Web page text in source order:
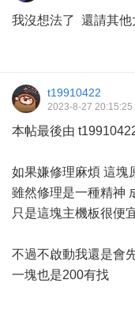
我沒想法了 還請其他
t19910422
2023-8-27 20:15:25
本帖最後由
如果嫌修理麻煩 這塊
雖然修理是一種精神
只是這塊主機板很便
不過不啟動我還是會
一塊也是200有找